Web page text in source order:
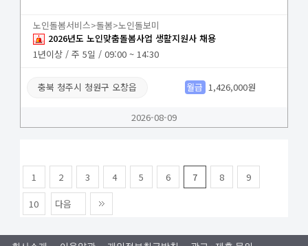
노인돌봄서비스>돌봄>노인돌보미
2026년도 노인맞춤돌봄사업 생활지원사 채용
1년이상 / 주 5일 / 09:00 ~ 14:30
충북 청주시 청원구 오창읍 월급 1,426,000원
2026-08-09
1 2 3 4 5 6 7 8 9
10 다음